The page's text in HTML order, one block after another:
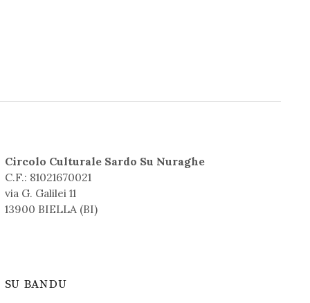
Circolo Culturale Sardo Su Nuraghe
C.F.: 81021670021
via G. Galilei 11
13900 BIELLA (BI)
SU BANDU